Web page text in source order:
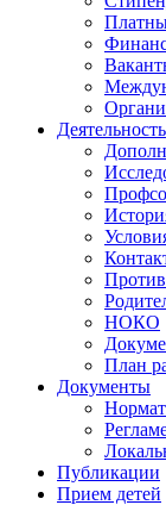
Деятельность
НОКО
План
Документы
Публикации
Прием детей